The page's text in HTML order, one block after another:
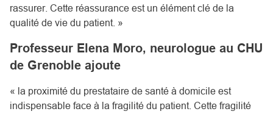
rassurer. Cette réassurance est un élément clé de la
qualité de vie du patient. »
Professeur Elena Moro, neurologue au CHU
de Grenoble ajoute
« la proximité du prestataire de santé à domicile est
indispensable face à la fragilité du patient. Cette fragilité